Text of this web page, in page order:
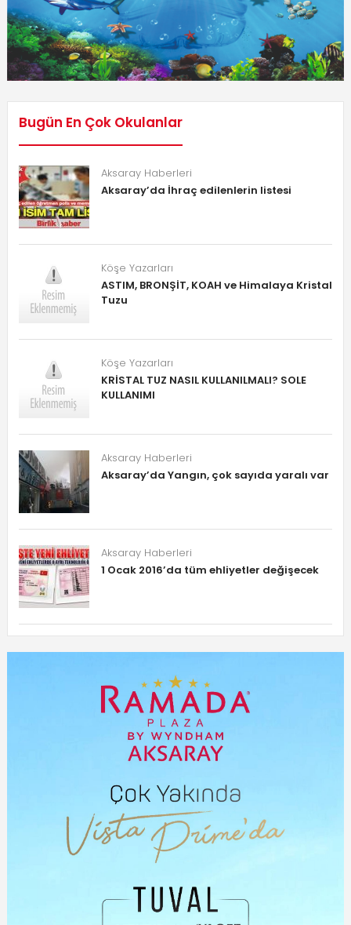
Bugün En Çok Okulanlar
Aksaray Haberleri
Aksaray’da İhraç edilenlerin listesi
Köşe Yazarları
ASTIM, BRONŞİT, KOAH ve Himalaya Kristal
Tuzu
Köşe Yazarları
KRİSTAL TUZ NASIL KULLANILMALI? SOLE
KULLANIMI
Aksaray Haberleri
Aksaray’da Yangın, çok sayıda yaralı var
Aksaray Haberleri
1 Ocak 2016’da tüm ehliyetler değişecek